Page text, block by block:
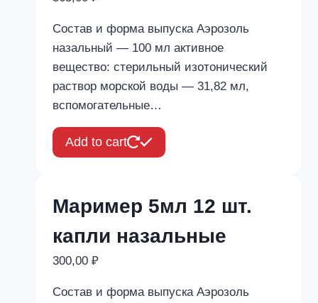
Состав и форма выпуска Аэрозоль
назальный — 100 мл активное
вещество: стерильный изотонический
раствор морской воды — 31,82 мл,
вспомогательные…
Add to cart
Маример 5мл 12 шт.
капли назальные
300,00 ₽
Состав и форма выпуска Аэрозоль